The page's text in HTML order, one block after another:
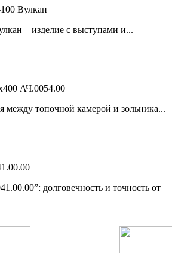
Вулкан
– изделие с выступами и...
АЧ.0054.00
между топочной камерой и зольника...
долговечность и точность от